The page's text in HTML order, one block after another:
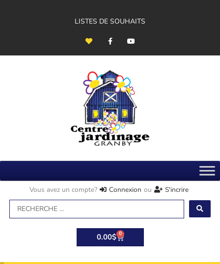
LISTES DE SOUHAITS
e
r
a
c
e
o
o
k
-
f
o
t
Vous avez un compte? Connexion ou
S'incrire
Search
0.00$ 0
Panier